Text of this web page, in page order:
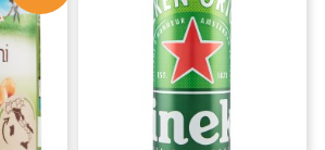
11/06/2022